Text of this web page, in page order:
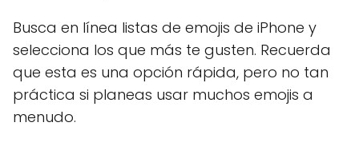
Busca en línea listas de emojis de iPhone y
selecciona los que más te gusten. Recuerda
que esta es una opción rápida, pero no tan
práctica si planeas usar muchos emojis a
menudo.